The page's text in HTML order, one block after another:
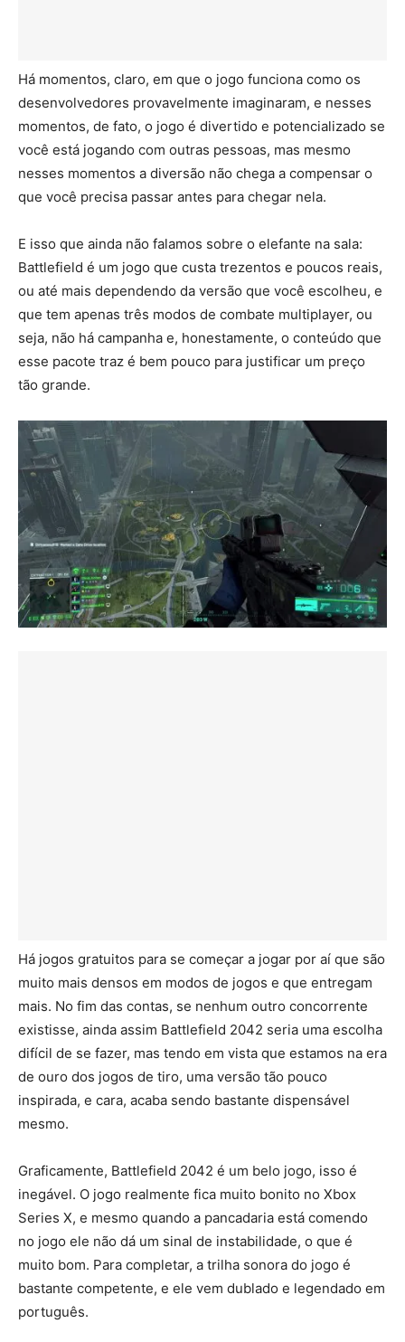
Há momentos, claro, em que o jogo funciona como os
desenvolvedores provavelmente imaginaram, e nesses
momentos, de fato, o jogo é divertido e potencializado se
você está jogando com outras pessoas, mas mesmo
nesses momentos a diversão não chega a compensar o
que você precisa passar antes para chegar nela.
E isso que ainda não falamos sobre o elefante na sala:
Battlefield é um jogo que custa trezentos e poucos reais,
ou até mais dependendo da versão que você escolheu, e
que tem apenas três modos de combate multiplayer, ou
seja, não há campanha e, honestamente, o conteúdo que
esse pacote traz é bem pouco para justificar um preço
tão grande.
Há jogos gratuitos para se começar a jogar por aí que são
muito mais densos em modos de jogos e que entregam
mais. No fim das contas, se nenhum outro concorrente
existisse, ainda assim Battlefield 2042 seria uma escolha
difícil de se fazer, mas tendo em vista que estamos na era
de ouro dos jogos de tiro, uma versão tão pouco
inspirada, e cara, acaba sendo bastante dispensável
mesmo.
Graficamente, Battlefield 2042 é um belo jogo, isso é
inegável. O jogo realmente fica muito bonito no Xbox
Series X, e mesmo quando a pancadaria está comendo
no jogo ele não dá um sinal de instabilidade, o que é
muito bom. Para completar, a trilha sonora do jogo é
bastante competente, e ele vem dublado e legendado em
português.